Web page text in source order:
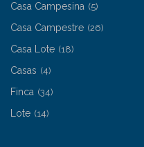
Casa Campesina (5)
Casa Campestre (26)
Casa Lote (18)
Casas (4)
Finca (34)
Lote (14)